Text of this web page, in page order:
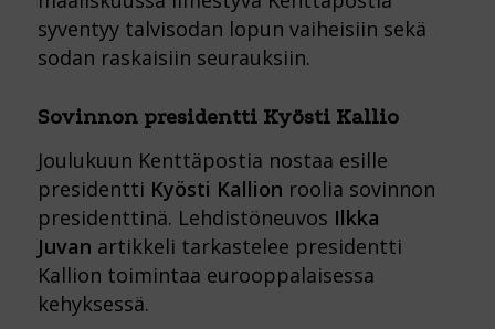
syventyy talvisodan lopun vaiheisiin sekä
sodan raskaisiin seurauksiin.
Sovinnon presidentti Kyösti Kallio
Joulukuun Kenttäpostia nostaa esille
presidentti Kyösti Kallion roolia sovinnon
presidenttinä. Lehdistöneuvos Ilkka
Juvan artikkeli tarkastelee presidentti
Kallion toimintaa eurooppalaisessa
kehyksessä.